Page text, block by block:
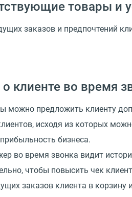
товары и
заказов и предпочтений
клиенте во время
можно предложить клиенту
исходя из которых
бизнеса.
во время звонка видит
чтобы повысить чек
заказов клиента в корзину